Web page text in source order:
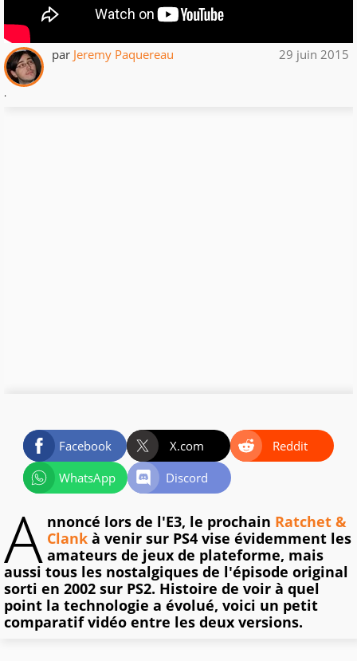
par Jeremy Paquereau 29 juin 2015
.
Facebook X.com
Reddit
WhatsApp
Discord
A nnoncé lors de l'E3, le prochain Ratchet &
Clank à venir sur PS4 vise évidemment les
amateurs de jeux de plateforme, mais
aussi tous les nostalgiques de l'épisode original
sorti en 2002 sur PS2. Histoire de voir à quel
point la technologie a évolué, voici un petit
comparatif vidéo entre les deux versions.